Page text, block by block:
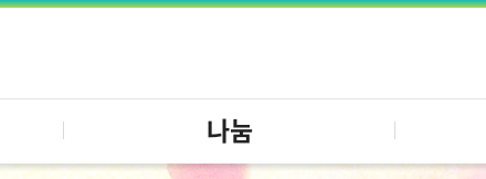
나눔